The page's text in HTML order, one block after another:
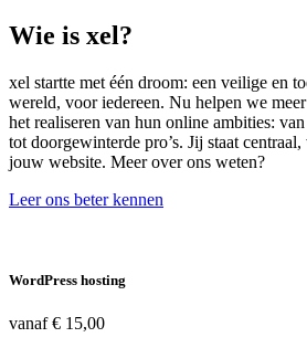
Wie is xel?
xel startte met één droom: een veilige en
wereld, voor iedereen. Nu helpen we
het realiseren van hun online ambities:
tot doorgewinterde pro’s. Jij staat centraal,
jouw website. Meer over ons weten?
Leer ons beter kennen
WordPress hosting
vanaf€ 15,00